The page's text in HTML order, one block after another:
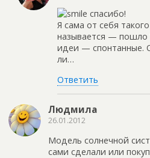
спасибо!
Я сама от себя
называется —
идеи — спонтанные.
ли…
Ответить
Людмила
26.01.2012
Модель солнечной
сами сделали или